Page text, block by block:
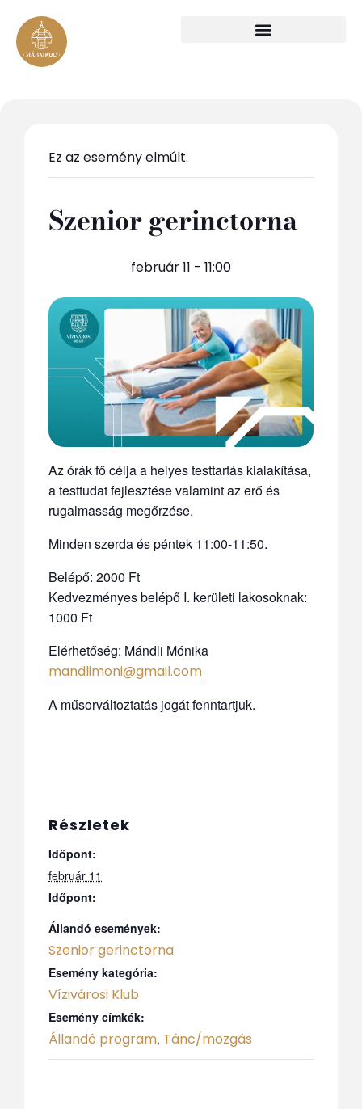
Ez az esemény elmúlt.
Szenior gerinctorna
február 11 - 11:00
Az órák fő célja a helyes testtartás kialakítása,
a testtudat fejlesztése valamint az erő és
rugalmasság megőrzése.
Minden szerda és péntek 11:00-11:50.
Belépő: 2000 Ft
Kedvezményes belépő I. kerületi lakosoknak:
1000 Ft
Elérhetőség: Mándli Mónika
mandlimoni@gmail.com
A műsorváltoztatás jogát fenntartjuk.
Részletek
Időpont:
február 11
Időpont:
Állandó események:
Szenior gerinctorna
Esemény kategória:
Vízivárosi Klub
Esemény címkék:
Állandó program, Tánc/mozgás